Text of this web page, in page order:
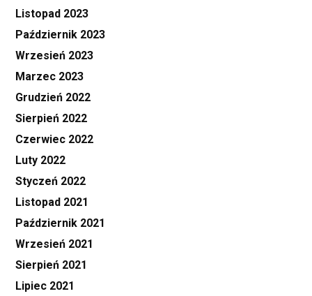
Listopad 2023
Październik 2023
Wrzesień 2023
Marzec 2023
Grudzień 2022
Sierpień 2022
Czerwiec 2022
Luty 2022
Styczeń 2022
Listopad 2021
Październik 2021
Wrzesień 2021
Sierpień 2021
Lipiec 2021